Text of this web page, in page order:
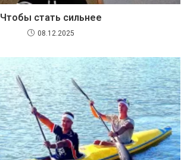
Чтобы стать сильнее
08.12.2025